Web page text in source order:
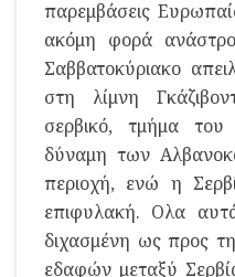
παρεμβάσεις
ακόμη φορά
Σαββατοκύριακο
στη λίμνη
σερβικό, τμήμα
δύναμη των
περιοχή, ενώ η
επιφυλακή. Ολα
διχασμένη ως προς
εδαφών μεταξύ